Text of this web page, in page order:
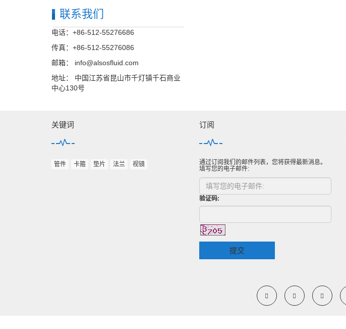
联系我们
电话：+86-512-55276686
传真：+86-512-55276086
邮箱：
info@alsosfluid.com
地址： 中国江苏省昆山市千灯镇千石商业
中心130号
关键词
管件 卡箍 垫片 法兰 视镜
订阅
通过订阅我们的邮件列表，您将获得最新消息。
填写您的电子邮件:
验证码:
提交